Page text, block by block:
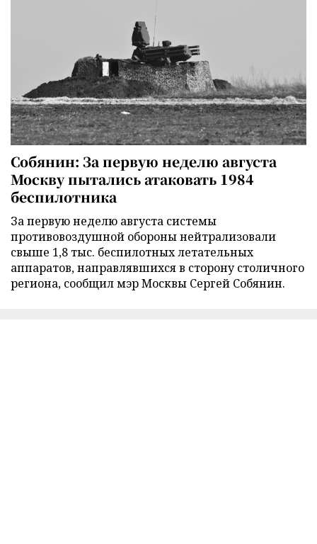
Собянин: За первую неделю августа
Москву пытались атаковать 1984
беспилотника
За первую неделю августа системы
противовоздушной обороны нейтрализовали
свыше 1,8 тыс. беспилотных летательных
аппаратов, направлявшихся в сторону столичного
региона, сообщил мэр Москвы Сергей Собянин.